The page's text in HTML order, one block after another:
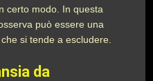
certo modo. In questa
può essere una
si tende a escludere.
da